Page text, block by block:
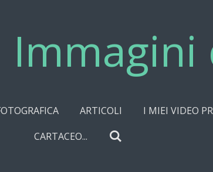
Immagini
ARTICOLI I MIEI VIDEO
CARTACEO...